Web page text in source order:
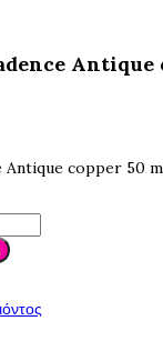
Antique
Antique copper 50